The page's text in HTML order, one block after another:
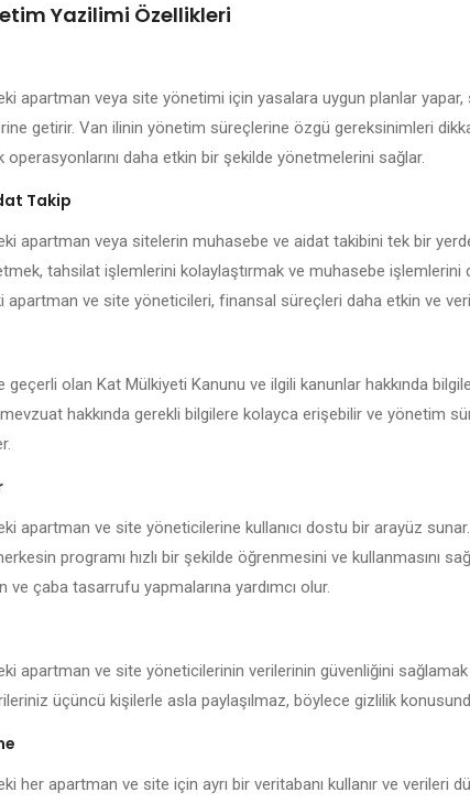
Yazilimi Özellikleri
apartman veya site yönetimi için yasalara uygun planlar yapar,
getirir. Van ilinin yönetim süreçlerine özgü gereksinimleri
daha etkin bir şekilde yönetmelerini sağlar.
Takip
apartman veya sitelerin muhasebe ve aidat takibini tek bir
tahsilat işlemlerini kolaylaştırmak ve muhasebe işlemlerini
apartman ve site yöneticileri, finansal süreçleri daha etkin ve
geçerli olan Kat Mülkiyeti Kanunu ve ilgili kanunlar hakkında
hakkında gerekli bilgilere kolayca erişebilir ve yönetim
apartman ve site yöneticilerine kullanıcı dostu bir arayüz sunar.
programı hızlı bir şekilde öğrenmesini ve kullanmasını
çaba tasarrufu yapmalarına yardımcı olur.
apartman ve site yöneticilerinin verilerinin güvenliğini
üçüncü kişilerle asla paylaşılmaz, böylece gizlilik
her apartman ve site için ayrı bir veritabanı kullanır ve verileri